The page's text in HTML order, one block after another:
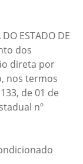
ESTADO DE
dos
direta por
nos termos
de 01 de
nº